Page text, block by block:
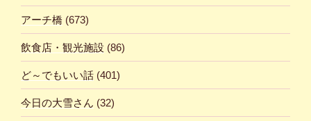
アーチ橋 (673)
飲食店・観光施設 (86)
ど～でもいい話 (401)
今日の大雪さん (32)